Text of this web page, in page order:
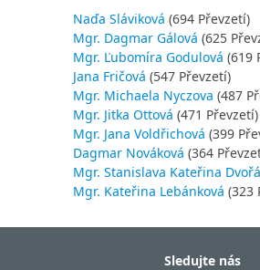
Naďa Sláviková (694 Převzetí)
Mgr. Dagmar Gálová (625
Mgr. Ľubomíra Godulová (619
Jana Fričová (547 Převzetí)
Mgr. Michaela Nyczova (487
Mgr. Jitka Ottová (471 Převzetí)
Mgr. Jana Voldřichová (399
Dagmar Nováková (364
Mgr. Stanislava Kateřina
Mgr. Kateřina Lebánková (323
Sledujte nás